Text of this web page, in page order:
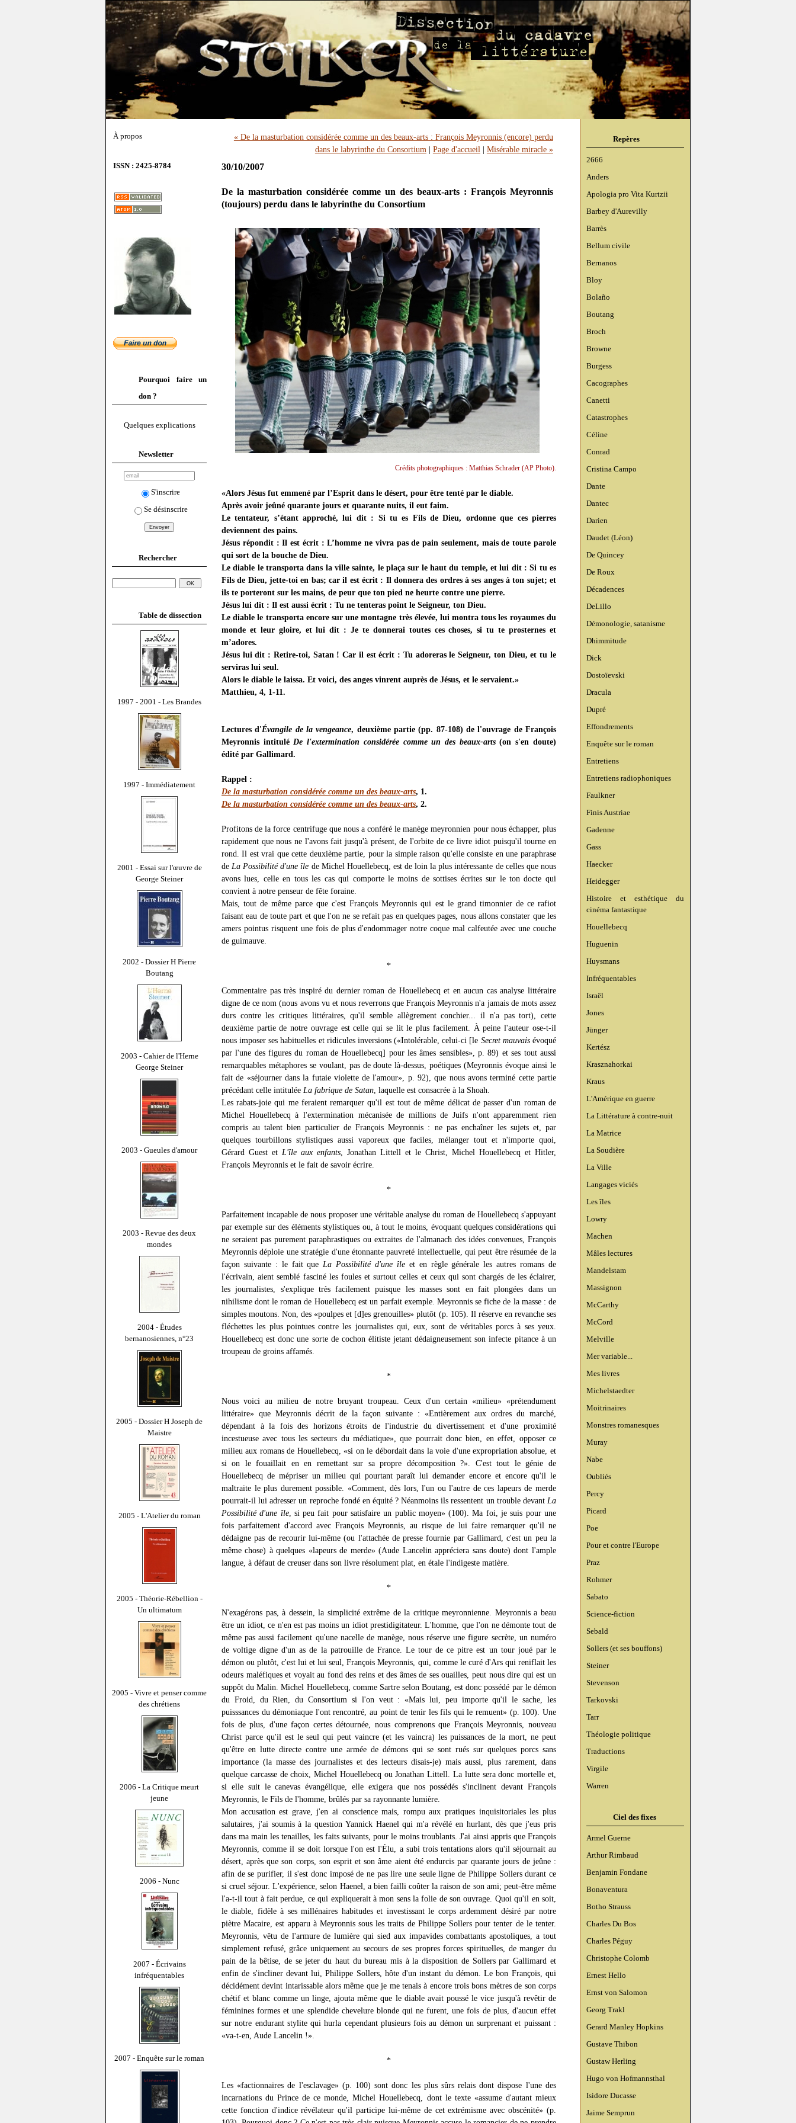
À propos
ISSN : 2425-8784
Pourquoi faire un
don ?
Quelques explications
Newsletter
S'inscrire
Se désinscrire
Rechercher
Table de dissection
1997 - 2001 - Les Brandes
1997 - Immédiatement
2001 - Essai sur l'œuvre de
George Steiner
2002 - Dossier H Pierre
Boutang
2003 - Cahier de l'Herne
George Steiner
2003 - Gueules d'amour
2003 - Revue des deux
mondes
2004 - Études
bernanosiennes, n°23
2005 - Dossier H Joseph de
Maistre
2005 - L'Atelier du roman
2005 - Théorie-Rébellion -
Un ultimatum
2005 - Vivre et penser comme
des chrétiens
2006 - La Critique meurt
jeune
2006 - Nunc
2007 - Écrivains
infréquentables
2007 - Enquête sur le roman
Repères
2666
Anders
Apologia pro Vita Kurtzii
Barbey d'Aurevilly
Barrès
Bellum civile
Bernanos
Bloy
Bolaño
Boutang
Broch
Browne
Burgess
Cacographes
Canetti
Catastrophes
Céline
Conrad
Cristina Campo
Dante
Dantec
Darien
Daudet (Léon)
De Quincey
De Roux
Décadences
DeLillo
Démonologie, satanisme
Dhimmitude
Dick
Dostoïevski
Dracula
Dupré
Effondrements
Enquête sur le roman
Entretiens
Entretiens radiophoniques
Faulkner
Finis Austriae
Gadenne
Gass
Haecker
Heidegger
Histoire et esthétique du
cinéma fantastique
Houellebecq
Huguenin
Huysmans
Infréquentables
Israël
Jones
Jünger
Kertész
Krasznahorkai
Kraus
L'Amérique en guerre
La Littérature à contre-nuit
La Matrice
La Soudière
La Ville
Langages viciés
Les îles
Lowry
Machen
Mâles lectures
Mandelstam
Massignon
McCarthy
McCord
Melville
Mer variable...
Mes livres
Michelstaedter
Moitrinaires
Monstres romanesques
Muray
Nabe
Oubliés
Percy
Picard
Poe
Pour et contre l'Europe
Praz
Rohmer
Sabato
Science-fiction
Sebald
Sollers (et ses bouffons)
Steiner
Stevenson
Tarkovski
Tarr
Théologie politique
Traductions
Virgile
Warren
Ciel des fixes
Armel Guerne
Arthur Rimbaud
Benjamin Fondane
Bonaventura
Botho Strauss
Charles Du Bos
Charles Péguy
Christophe Colomb
Ernest Hello
Ernst von Salomon
Georg Trakl
Gerard Manley Hopkins
Gustave Thibon
Gustaw Herling
Hugo von Hofmannsthal
Isidore Ducasse
Jaime Semprun
« De la masturbation considérée comme un des beaux-arts : François Meyronnis (encore) perdu
dans le labyrinthe du Consortium | Page d'accueil | Misérable miracle »
30/10/2007
De la masturbation considérée comme un des beaux-arts : François Meyronnis
(toujours) perdu dans le labyrinthe du Consortium
Crédits photographiques : Matthias Schrader (AP Photo).
«Alors Jésus fut emmené par l’Esprit dans le désert, pour être tenté par le diable.
Après avoir jeûné quarante jours et quarante nuits, il eut faim.
Le tentateur, s’étant approché, lui dit : Si tu es Fils de Dieu, ordonne que ces pierres
deviennent des pains.
Jésus répondit : Il est écrit : L’homme ne vivra pas de pain seulement, mais de toute parole
qui sort de la bouche de Dieu.
Le diable le transporta dans la ville sainte, le plaça sur le haut du temple, et lui dit : Si tu es
Fils de Dieu, jette-toi en bas; car il est écrit : Il donnera des ordres à ses anges à ton sujet; et
ils te porteront sur les mains, de peur que ton pied ne heurte contre une pierre.
Jésus lui dit : Il est aussi écrit : Tu ne tenteras point le Seigneur, ton Dieu.
Le diable le transporta encore sur une montagne très élevée, lui montra tous les royaumes du
monde et leur gloire, et lui dit : Je te donnerai toutes ces choses, si tu te prosternes et
m’adores.
Jésus lui dit : Retire-toi, Satan ! Car il est écrit : Tu adoreras le Seigneur, ton Dieu, et tu le
serviras lui seul.
Alors le diable le laissa. Et voici, des anges vinrent auprès de Jésus, et le servaient.»
Matthieu, 4, 1-11.
Lectures d'Évangile de la vengeance, deuxième partie (pp. 87-108) de l'ouvrage de François
Meyronnis intitulé De l'extermination considérée comme un des beaux-arts(on s'en doute)
édité par Gallimard.
Rappel :
De la masturbation considérée comme un des beaux-arts, 1.
De la masturbation considérée comme un des beaux-arts, 2.
Profitons de la force centrifuge que nous a conféré le manège meyronnien pour nous échapper, plus
rapidement que nous ne l'avons fait jusqu'à présent, de l'orbite de ce livre idiot puisqu'il tourne en
rond. Il est vrai que cette deuxième partie, pour la simple raison qu'elle consiste en une paraphrase
de La Possibilité d'une île de Michel Houellebecq, est de loin la plus intéressante de celles que nous
avons lues, celle en tous les cas qui comporte le moins de sottises écrites sur le ton docte qui
convient à notre penseur de fête foraine.
Mais, tout de même parce que c'est François Meyronnis qui est le grand timonnier de ce rafiot
faisant eau de toute part et que l'on ne se refait pas en quelques pages, nous allons constater que les
amers pointus risquent une fois de plus d'endommager notre coque mal calfeutée avec une couche
de guimauve.
*
Commentaire pas très inspiré du dernier roman de Houellebecq et en aucun cas analyse littéraire
digne de ce nom (nous avons vu et nous reverrons que François Meyronnis n'a jamais de mots assez
durs contre les critiques littéraires, qu'il semble allègrement conchier... il n'a pas tort), cette
deuxième partie de notre ouvrage est celle qui se lit le plus facilement. À peine l'auteur ose-t-il
nous imposer ses habituelles et ridicules inversions («Intolérable, celui-ci [le Secret mauvaisévoqué
par l'une des figures du roman de Houellebecq] pour les âmes sensibles», p. 89) et ses tout aussi
remarquables métaphores se voulant, pas de doute là-dessus, poétiques (Meyronnis évoque ainsi le
fait de «séjourner dans la futaie violette de l'amour», p. 92), que nous avons terminé cette partie
précédant celle intitulée La fabrique de Satan , laquelle est consacrée à la Shoah.
Les rabats-joie qui me feraient remarquer qu'il est tout de même délicat de passer d'un roman de
Michel Houellebecq à l'extermination mécanisée de millions de Juifs n'ont apparemment rien
compris au talent bien particulier de François Meyronnis : ne pas enchaîner les sujets et, par
quelques tourbillons stylistiques aussi vaporeux que faciles, mélanger tout et n'importe quoi,
Gérard Guest et L'île aux enfants, Jonathan Littell et le Christ, Michel Houellebecq et Hitler,
François Meyronnis et le fait de savoir écrire.
*
Parfaitement incapable de nous proposer une véritable analyse du roman de Houellebecq s'appuyant
par exemple sur des éléments stylistiques ou, à tout le moins, évoquant quelques considérations qui
ne seraient pas purement paraphrastiques ou extraites de l'almanach des idées convenues, François
Meyronnis déploie une stratégie d'une étonnante pauvreté intellectuelle, qui peut être résumée de la
façon suivante : le fait que La Possibilité d'une îleet en règle générale les autres romans de
l'écrivain, aient semblé fasciné les foules et surtout celles et ceux qui sont chargés de les éclairer,
les journalistes, s'explique très facilement puisque les masses sont en fait plongées dans un
nihilisme dont le roman de Houellebecq est un parfait exemple. Meyronnis se fiche de la masse : de
simples moutons. Non, des «poulpes et [d]es grenouilles» plutôt (p. 105). Il réserve en revanche ses
fléchettes les plus pointues contre les journalistes qui, eux, sont de véritables porcs à ses yeux.
Houellebecq est donc une sorte de cochon élitiste jetant dédaigneusement son infecte pitance à un
troupeau de groins affamés.
*
Nous voici au milieu de notre bruyant troupeau. Ceux d'un certain «milieu» «prétendument
littéraire» que Meyronnis décrit de la façon suivante : «Entièrement aux ordres du marché,
dépendant à la fois des horizons étroits de l'industrie du divertissement et d'une proximité
incestueuse avec tous les secteurs du médiatique», que pourrait donc bien, en effet, opposer ce
milieu aux romans de Houellebecq, «si on le débordait dans la voie d'une expropriation absolue, et
si on le fouaillait en en remettant sur sa propre décomposition ?». C'est tout le génie de
Houellebecq de mépriser un milieu qui pourtant paraît lui demander encore et encore qu'il le
maltraite le plus durement possible. «Comment, dès lors, l'un ou l'autre de ces lapeurs de merde
pourrait-il lui adresser un reproche fondé en équité ? Néanmoins ils ressentent un trouble devant La
Possibilité d'une île, si peu fait pour satisfaire un public moyen» (100). Ma foi, je suis pour une
fois parfaitement d'accord avec François Meyronnis, au risque de lui faire remarquer qu'il ne
dédaigne pas de recourir lui-même (ou l'attachée de presse fournie par Gallimard, c'est un peu la
même chose) à quelques «lapeurs de merde» (Aude Lancelin appréciera sans doute) dont l'ample
langue, à défaut de creuser dans son livre résolument plat, en étale l'indigeste matière.
*
N'exagérons pas, à dessein, la simplicité extrême de la critique meyronnienne. Meyronnis a beau
être un idiot, ce n'en est pas moins un idiot prestidigitateur. L'homme, que l'on ne démonte tout de
même pas aussi facilement qu'une nacelle de manège, nous réserve une figure secrète, un numéro
de voltige digne d'un as de la patrouille de France. Le tour de ce pitre est un tour joué par le
démon ou plutôt, c'est lui et lui seul, François Meyronnis, qui, comme le curé d'Ars qui reniflait les
odeurs maléfiques et voyait au fond des reins et des âmes de ses ouailles, peut nous dire qui est un
suppôt du Malin. Michel Houellebecq, comme Sartre selon Boutang, est donc possédé par le démon
du Froid, du Rien, du Consortium si l'on veut : «Mais lui, peu importe qu'il le sache, les
puisssances du démoniaque l'ont rencontré, au point de tenir les fils qui le remuent» (p. 100). Une
fois de plus, d'une façon certes détournée, nous comprenons que François Meyronnis, nouveau
Christ parce qu'il est le seul qui peut vaincre (et les vaincra) les puissances de la mort, ne peut
qu'être en lutte directe contre une armée de démons qui se sont rués sur quelques porcs sans
importance (la masse des journalistes et des lecteurs disais-je) mais aussi, plus rarement, dans
quelque carcasse de choix, Michel Houellebecq ou Jonathan Littell. La lutte sera donc mortelle et,
si elle suit le canevas évangélique, elle exigera que nos possédés s'inclinent devant François
Meyronnis, le Fils de l'homme, brûlés par sa rayonnante lumière.
Mon accusation est grave, j'en ai conscience mais, rompu aux pratiques inquisitoriales les plus
salutaires, j'ai soumis à la question Yannick Haenel qui m'a révélé en hurlant, dès que j'eus pris
dans ma main les tenailles, les faits suivants, pour le moins troublants. J'ai ainsi appris que François
Meyronnis, comme il se doit lorsque l'on est l'Élu, a subi trois tentations alors qu'il séjournait au
désert, après que son corps, son esprit et son âme aient été endurcis par quarante jours de jeûne :
afin de se purifier, il s'est donc imposé de ne pas lire une seule ligne de Philippe Sollers durant ce
si cruel séjour. L'expérience, selon Haenel, a bien failli coûter la raison de son ami; peut-être même
l'a-t-il tout à fait perdue, ce qui expliquerait à mon sens la folie de son ouvrage. Quoi qu'il en soit,
le diable, fidèle à ses millénaires habitudes et investissant le corps ardemment désiré par notre
piètre Macaire, est apparu à Meyronnis sous les traits de Philippe Sollers pour tenter de le tenter.
Meyronnis, vêtu de l'armure de lumière qui sied aux impavides combattants apostoliques, a tout
simplement refusé, grâce uniquement au secours de ses propres forces spirituelles, de manger du
pain de la bêtise, de se jeter du haut du bureau mis à la disposition de Sollers par Gallimard et
enfin de s'incliner devant lui, Philippe Sollers, hôte d'un instant du démon. Le bon François, qui
décidément devint intarissable alors même que je me tenais à encore trois bons mètres de son corps
chétif et blanc comme un linge, ajouta même que le diable avait poussé le vice jusqu'à revêtir de
féminines formes et une splendide chevelure blonde qui ne furent, une fois de plus, d'aucun effet
sur notre endurant stylite qui hurla cependant plusieurs fois au démon un surprenant et puissant :
«va-t-en, Aude Lancelin !».
*
Les «factionnaires de l'esclavage» (p. 100) sont donc les plus sûrs relais dont dispose l'une des
incarnations du Prince de ce monde, Michel Houellebecq, dont le texte «assume d'autant mieux
cette fonction d'indice révélateur qu'il participe lui-même de cet extrémisme avec obscénité» (p.